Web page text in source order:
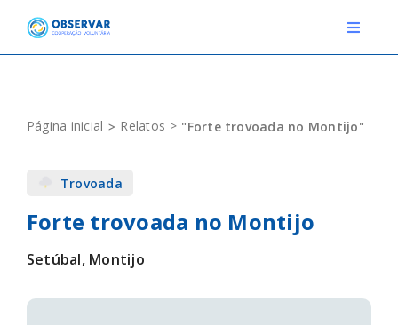
content
Toggle
EVENTOS
DEFINIÇÕES
F.A.Q.
Página inicial Relatos "Forte trovoada no Montijo"
Trovoada
Forte trovoada no Montijo
Setúbal, Montijo